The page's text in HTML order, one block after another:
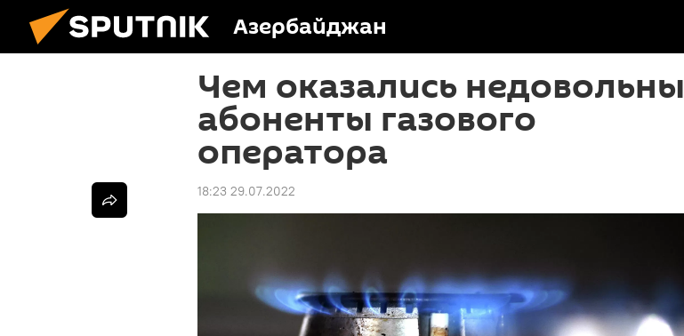
Азербайджан
Чем оказались недовольны
абоненты газового
оператора
18:23 29.07.2022